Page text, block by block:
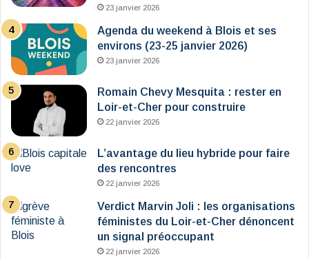
23 janvier 2026
Agenda du weekend à Blois et ses
environs (23-25 janvier 2026)
23 janvier 2026
Romain Chevy Mesquita : rester en
Loir-et-Cher pour construire
22 janvier 2026
L’avantage du lieu hybride pour faire
des rencontres
22 janvier 2026
Verdict Marvin Joli : les organisations
féministes du Loir-et-Cher dénoncent
un signal préoccupant
22 janvier 2026